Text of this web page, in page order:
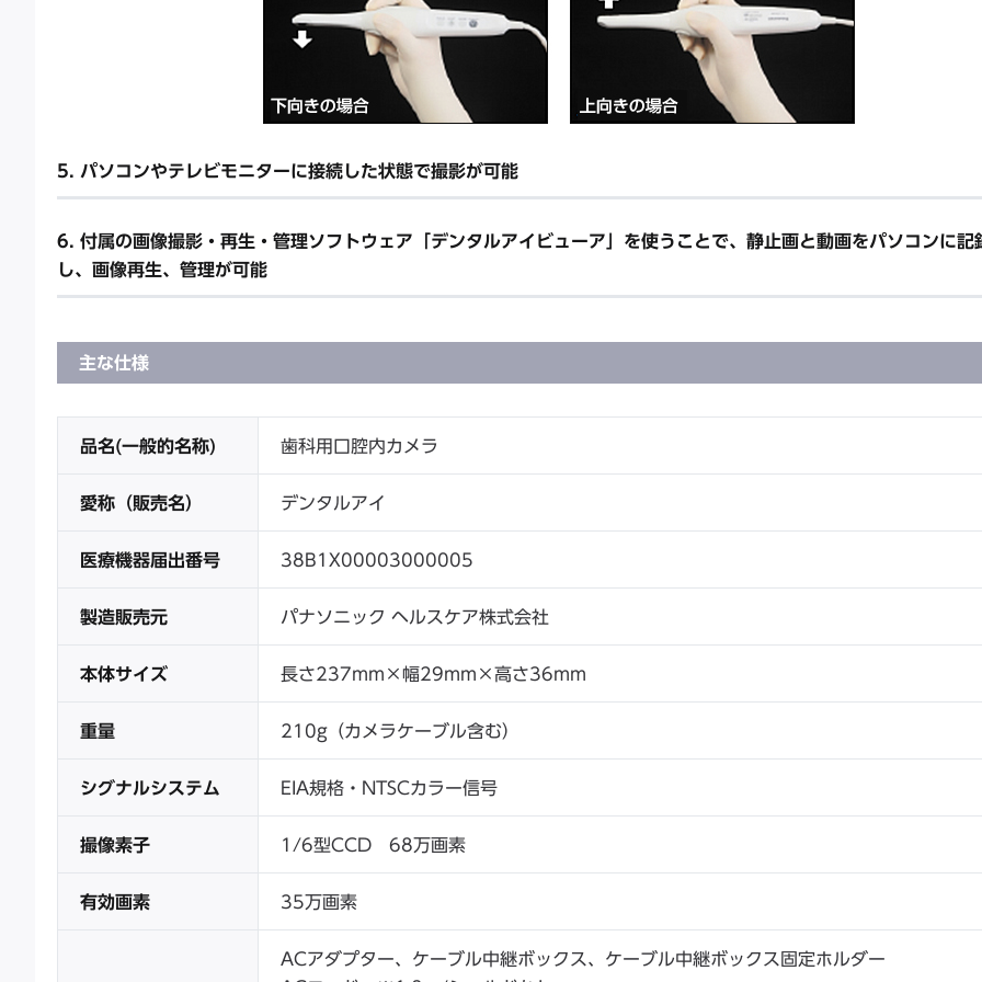
5. パソコンやテレビモニターに接続した状態で撮影が可能
6. 付属の画像撮影・再生・管理ソフトウェア「デンタルアイビューア」を使うことで、静止画と動画をパソコンに記
し、画像再生、管理が可能
主な仕様
品名(一般的名称) 歯科用口腔内カメラ
愛称（販売名） デンタルアイ
医療機器届出番号 38B1X00003000005
製造販売元 パナソニック ヘルスケア株式会社
本体サイズ 長さ237mm×幅29mm×高さ36mm
重量 210g（カメラケーブル含む）
シグナルシステム EIA規格・NTSCカラー信号
撮像素子 1/6型CCD 68万画素
有効画素 35万画素
ACアダプター、ケーブル中継ボックス、ケーブル中継ボックス固定ホルダー